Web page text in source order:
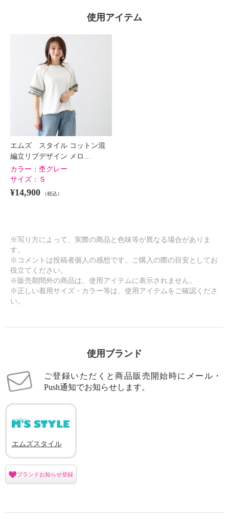
使用アイテム
エムズ スタイル コットン混
編立リブデザイン メロ…
カラー： 杢グレー
サイズ： Ｓ
¥14,900 （税込）
※写り方によって、実際の商品と色味等が異なる場合がありま
す。
※コメントは投稿者個人の感想です。ご購入の際の目安としてお
役立てください。
※販売期間外の商品は、使用アイテムに表示されません。
※正しい着用サイズ・カラー等は、使用アイテムをご確認くださ
い。
使用ブランド
ご登録いただくと商品販売開始時にメール・
Push通知でお知らせします。
エムズスタイル
ブランドお知らせ登録